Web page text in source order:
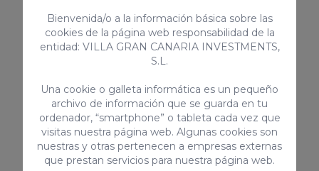
salida y una vez se compruebe que está
todo correcto. Es por ello importante que a
su entrada revise si hay cualquier
inmediato para evitar recaiga sobre Usted.
Se permite un perro con un recargo de 100€
por la duración total de la estancia.
El incumplimiento de cualquiera de estas
normas conlleva la total pérdida de la fianza
Bienvenida/o a la información básica sobre las
cookies de la página web responsabilidad de la
entidad: VILLA GRAN CANARIA INVESTMENTS,
S.L.
Una cookie o galleta informática es un pequeño
archivo de información que se guarda en tu
ordenador, “smartphone” o tableta cada vez que
visitas nuestra página web. Algunas cookies son
nuestras y otras pertenecen a empresas externas
que prestan servicios para nuestra página web.